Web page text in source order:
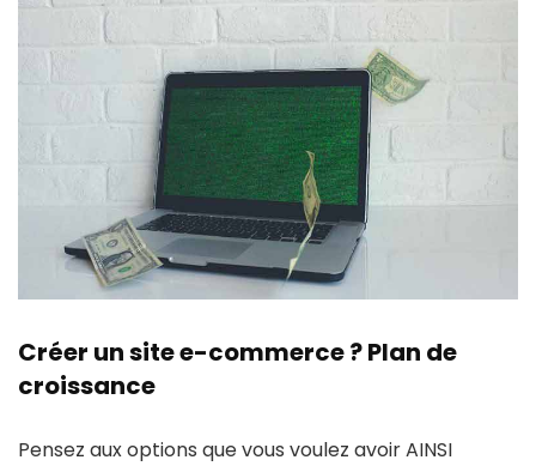
Créer un site e-commerce ? Plan de
croissance
Pensez aux options que vous voulez avoir AINSI